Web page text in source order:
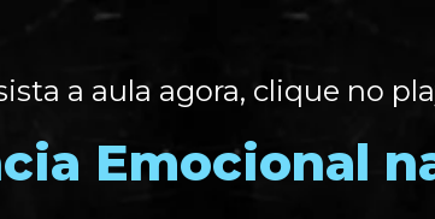
a aula agora, clique no
Emocional